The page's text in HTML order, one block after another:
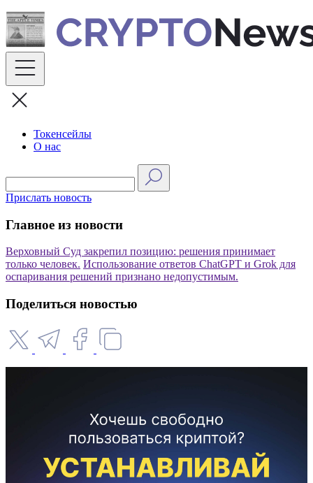
Skip
to
content
Токенсейлы
О нас
Прислать новость
Главное из новости
Верховный Суд закрепил позицию: решения принимает
только человек. Использование ответов ChatGPT и Grok для
оспаривания решений признано недопустимым.
Поделиться новостью